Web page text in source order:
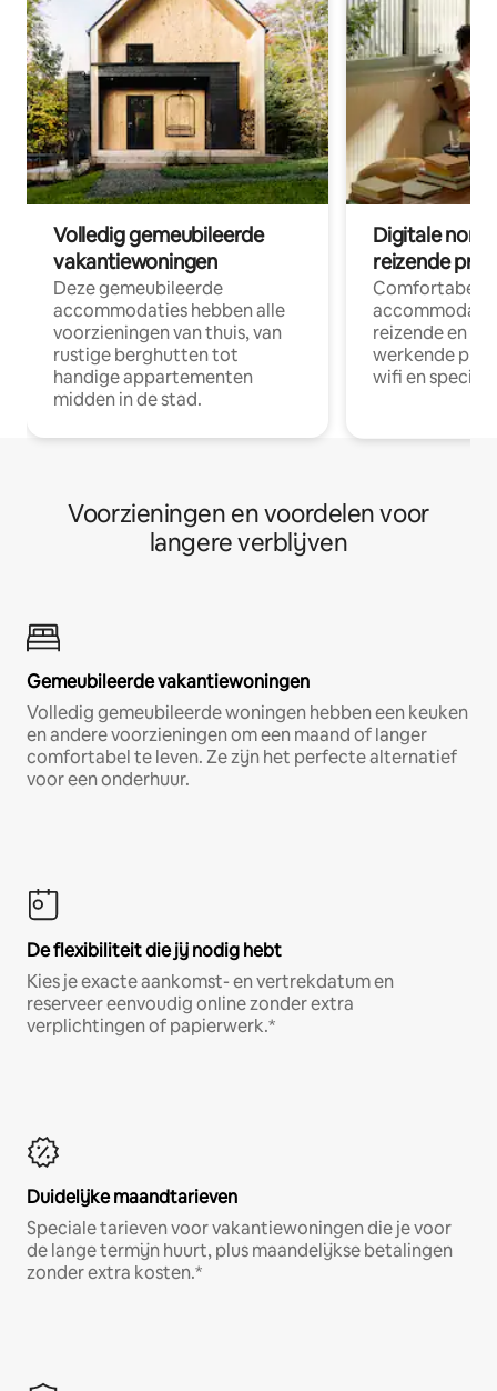
Volledig gemeubileerde
vakantiewoningen
Deze gemeubileerde
accommodaties hebben alle
voorzieningen van thuis, van
rustige berghutten tot
handige appartementen
midden in de stad.
Digitale
reizende
Comfortabele
reizende en
werkende
wifi en
Voorzieningen en voordelen voor
langere verblijven
Gemeubileerde vakantiewoningen
Volledig gemeubileerde woningen hebben een keuken
en andere voorzieningen om een maand of langer
comfortabel te leven. Ze zijn het perfecte alternatief
voor een onderhuur.
De flexibiliteit die jij nodig hebt
Kies je exacte aankomst- en vertrekdatum en
reserveer eenvoudig online zonder extra
verplichtingen of papierwerk.*
Duidelijke maandtarieven
Speciale tarieven voor vakantiewoningen die je voor
de lange termijn huurt, plus maandelijkse betalingen
zonder extra kosten.*